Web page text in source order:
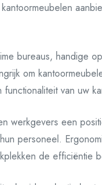
bureaus, handige
om
van uw
werkgevers een
personeel.
de efficiëntie